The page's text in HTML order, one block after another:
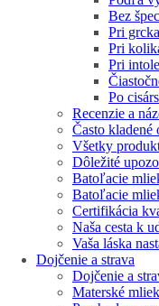
Bez
Pri
Pri
Pri
Po
Recenzie a
Často
Všetky
Dôležité
Batoľacie
Batoľacie
Certifikácia
Naša cesta k
Vaša láska
Dojčenie a strava
Dojčenie a
Materské